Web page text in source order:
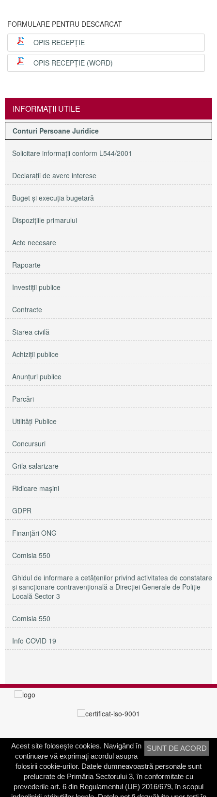
FORMULARE PENTRU DESCARCAT
OPIS RECEPȚIE
OPIS RECEPȚIE (WORD)
INFORMAŢII UTILE
Conturi Persoane Juridice
Solicitare informaţii conform L544/2001
Declaraţii de avere interese
Buget şi execuţia bugetară
Dispoziţiile primarului
Acte necesare
Rapoarte
Investiţii publice
Contracte
Starea civilă
Achiziţii publice
Anunţuri publice
Parcări
Utilităţi Publice
Concursuri
Grila salarizare
Ridicare maşini
GDPR
Finanțări ONG
Comisia 550
Ghidul de informare a cetățenilor privind activitatea de constatare
și sancționare contravențională a Direcției Generale de Poliție
Locală Sector 3
Comisia 550
Info COVID 19
PRIMĂRIA SECTORULUI 3
Adresa:Calea Dudeşti nr. 191
Bucureşti, Sector 3, România
Contactați-ne
SUNT DE ACORD
Acest site foloseşte cookies. Navigând în
continuare vă exprimaţi acordul asupra
folosirii cookie-urilor. Datele dumneavoastră personale sunt
prelucrate de Primăria Sectorului 3, în conformitate cu
prevederile art. 6 din Regulamentul (UE) 2016/679, în scopul